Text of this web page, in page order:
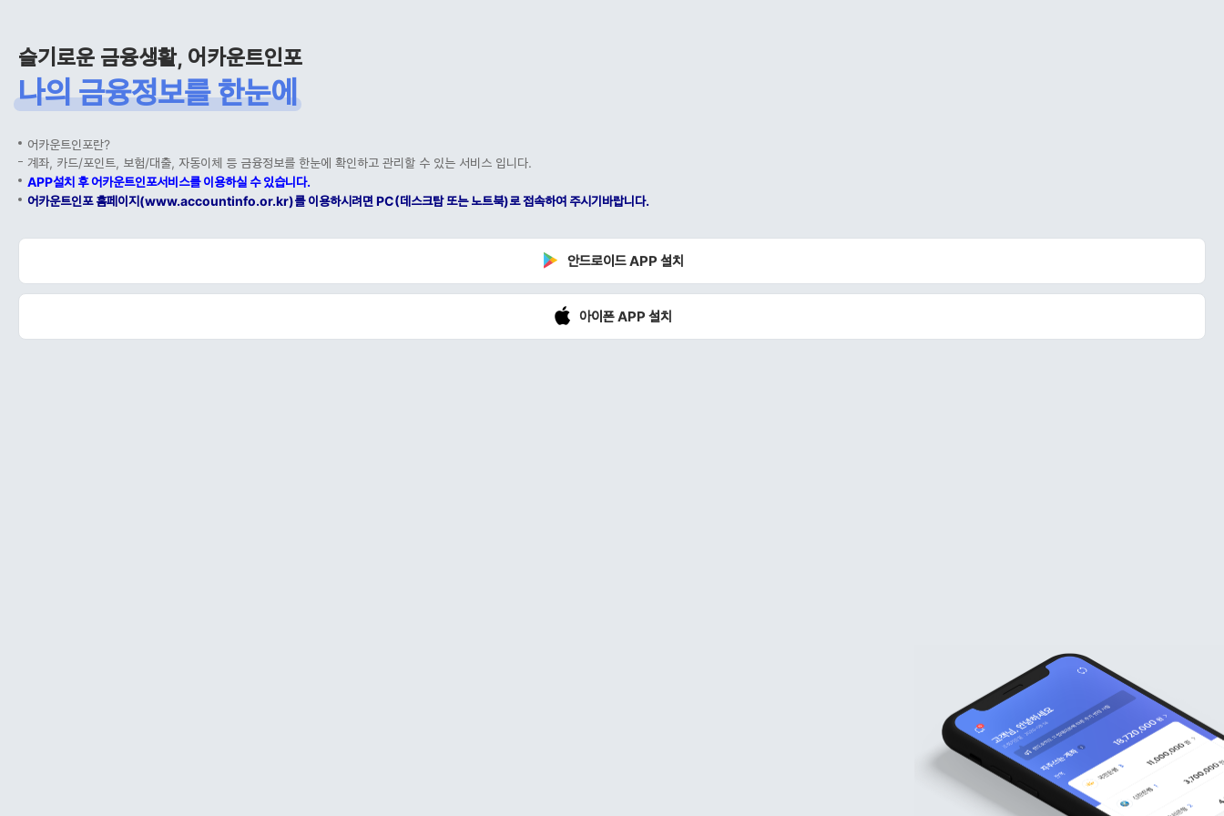
슬기로운 금융생활, 어카운트인포
나의 금융정보를 한눈에
어카운트인포란?
계좌, 카드/포인트, 보험/대출, 자동이체 등 금융정보를 한눈에 확인하고 관리할 수 있는 서비스 입니다.
APP설치 후 어카운트인포서비스를 이용하실 수 있습니다.
어카운트인포 홈페이지(www.accountinfo.or.kr)를 이용하시려면 PC(데스크탑 또는 노트북)로 접속하여 주시기바랍니다.
안드로이드 APP 설치
아이폰 APP 설치